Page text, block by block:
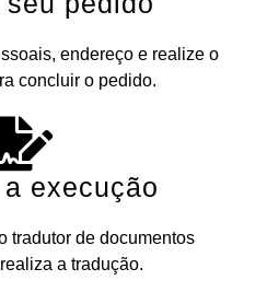
endereço e realize o
concluir o pedido.
execução
tradutor de documentos
a tradução.